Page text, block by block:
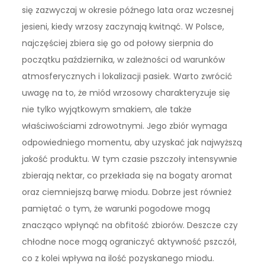
się zazwyczaj w okresie późnego lata oraz wczesnej
jesieni, kiedy wrzosy zaczynają kwitnąć. W Polsce,
najczęściej zbiera się go od połowy sierpnia do
początku października, w zależności od warunków
atmosferycznych i lokalizacji pasiek. Warto zwrócić
uwagę na to, że miód wrzosowy charakteryzuje się
nie tylko wyjątkowym smakiem, ale także
właściwościami zdrowotnymi. Jego zbiór wymaga
odpowiedniego momentu, aby uzyskać jak najwyższą
jakość produktu. W tym czasie pszczoły intensywnie
zbierają nektar, co przekłada się na bogaty aromat
oraz ciemniejszą barwę miodu. Dobrze jest również
pamiętać o tym, że warunki pogodowe mogą
znacząco wpłynąć na obfitość zbiorów. Deszcze czy
chłodne noce mogą ograniczyć aktywność pszczół,
co z kolei wpływa na ilość pozyskanego miodu.